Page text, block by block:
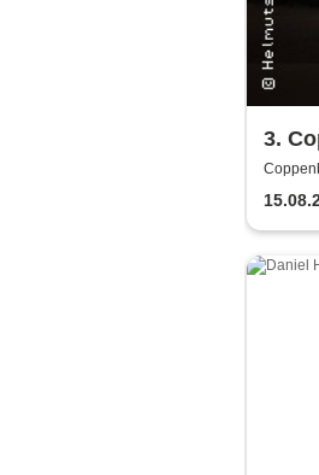
3.
am